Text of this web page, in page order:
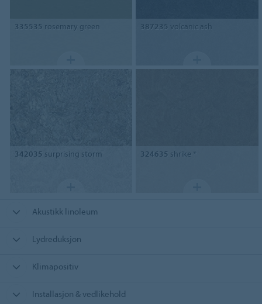
335535 rosemary green 387235 volcanic ash
342035 surprising storm 324635 shrike *
Akustikk linoleum
Lydreduksjon
Klimapositiv
Installasjon & vedlikehold